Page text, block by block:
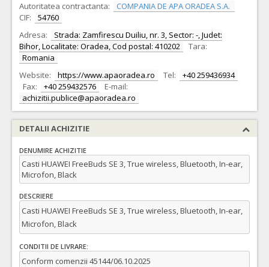
Autoritatea contractanta:
COMPANIA DE APA ORADEA S.A.
CIF:
54760
Adresa:
Strada: Zamfirescu Duiliu, nr. 3, Sector: -, Judet:
Bihor, Localitate: Oradea, Cod postal: 410202
Tara:
Romania
Website:
https://www.apaoradea.ro Tel:
+40 259436934
Fax:
+40 259432576
E-mail:
achizitii.publice@apaoradea.ro
DETALII ACHIZITIE
DENUMIRE ACHIZITIE
Casti HUAWEI FreeBuds SE 3, True wireless, Bluetooth, In-ear,
Microfon, Black
DESCRIERE
Casti HUAWEI FreeBuds SE 3, True wireless, Bluetooth, In-ear,
Microfon, Black
CONDITII DE LIVRARE:
Conform comenzii 45144/06.10.2025